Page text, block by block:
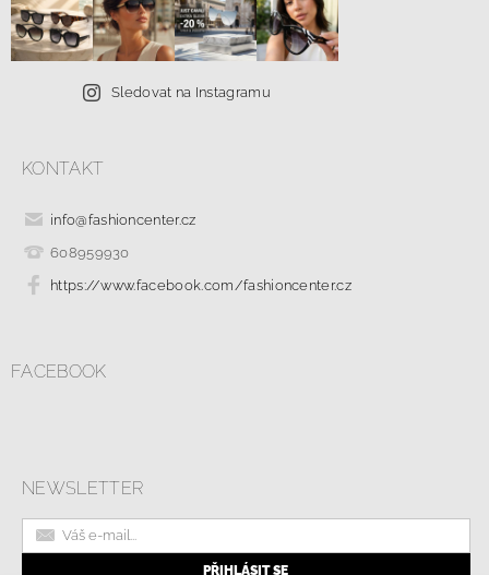
Sledovat na Instagramu
KONTAKT
info@fashioncenter.cz
608959930
https://www.facebook.com/fashioncenter.cz
FACEBOOK
NEWSLETTER